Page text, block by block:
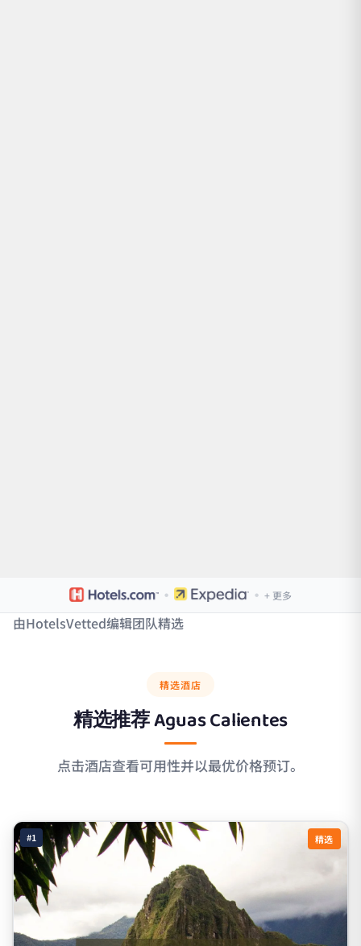
· ·+ 更多
由HotelsVetted编辑团队精选
精选酒店
精选推荐Aguas Calientes
点击酒店查看可用性并以最优价格预订。
#1 精选